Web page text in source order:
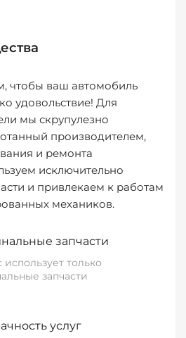
чтобы ваш автомобиль
удовольствие! Для
мы скрупулезно
производителем,
и ремонта
исключительно
и привлекаем к работам
механиков.
запчасти
только
запчасти
услуг